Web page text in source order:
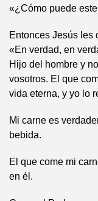
«¿Cómo puede
Entonces Jesús les
«En verdad, en
Hijo del hombre y
vosotros. El que
vida eterna, y yo lo
Mi carne es
bebida.
El que come mi
en él.